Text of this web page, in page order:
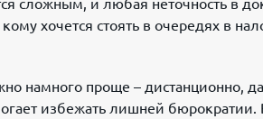
сложным, и любая неточность в
хочется стоять в очередях в
намного проще – дистанционно,
избежать лишней